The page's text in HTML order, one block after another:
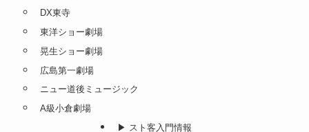
DX東寺
東洋ショー劇場
晃生ショー劇場
広島第一劇場
ニュー道後ミュージック
A級小倉劇場
▶︎ スト客入門情報